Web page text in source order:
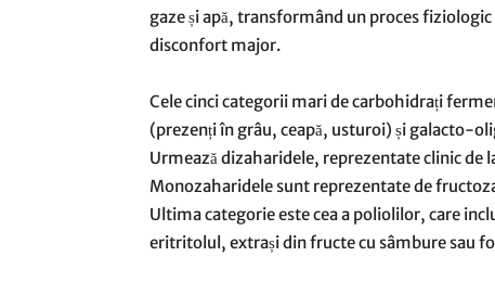
gaze și apă, transformând un proces
disconfort major.
Cele cinci categorii mari de carbohidrați
(prezenți în grâu, ceapă, usturoi) și galacto-
Urmează dizaharidele, reprezentate clinic de
Monozaharidele sunt reprezentate de
Ultima categorie este cea a poliolilor, care
eritritolul, extrași din fructe cu sâmbure sau